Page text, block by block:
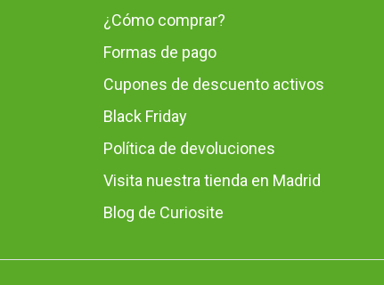
¿Cómo comprar?
Formas de pago
Cupones de descuento activos
Black Friday
Política de devoluciones
Visita nuestra tienda en Madrid
Blog de Curiosite